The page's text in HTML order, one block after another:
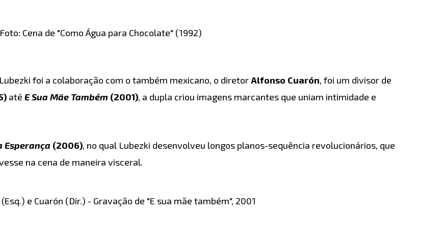
Foto: Cena de "Como Água para Chocolate" (1992)
foi a colaboração com o também mexicano, o diretorAlfonso Cuarón, foi um divisor de
até E Sua Mãe Também (2001), a dupla criou imagens marcantes que uniam intimidade e
Esperança (2006), no qual Lubezki desenvolveu longos planos-sequência revolucionários, que
na cena de maneira visceral.
e Cuarón (Dir.) - Gravação de "E sua mãe também", 2001